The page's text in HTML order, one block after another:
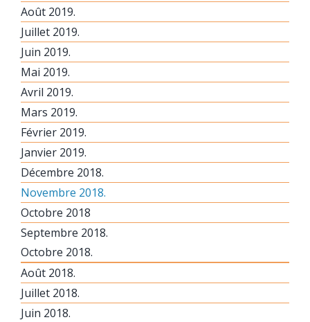
Août 2019.
Juillet 2019.
Juin 2019.
Mai 2019.
Avril 2019.
Mars 2019.
Février 2019.
Janvier 2019.
Décembre 2018.
Novembre 2018.
Octobre 2018
Septembre 2018.
Octobre 2018.
Août 2018.
Juillet 2018.
Juin 2018.